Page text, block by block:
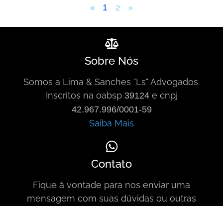
« 1 2 »
Sobre Nós
Somos a Lima & Sanches "Ls" Advogados.
Inscritos na oabsp 39124e cnpj
42.967.996/0001-59
Saiba Mais
Contato
Fique à vontade para nos enviar uma
mensagem com suas dúvidas ou outras